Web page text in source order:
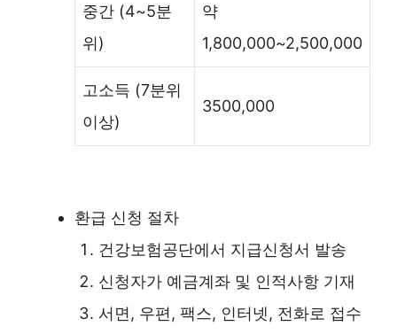
중간 (4~5분
위)
약
1,800,000~2,500,000
고소득 (7분위
이상)
3500,000
환급 신청 절차
건강보험공단에서 지급신청서 발송
신청자가 예금계좌 및 인적사항 기재
서면, 우편, 팩스, 인터넷, 전화로 접수